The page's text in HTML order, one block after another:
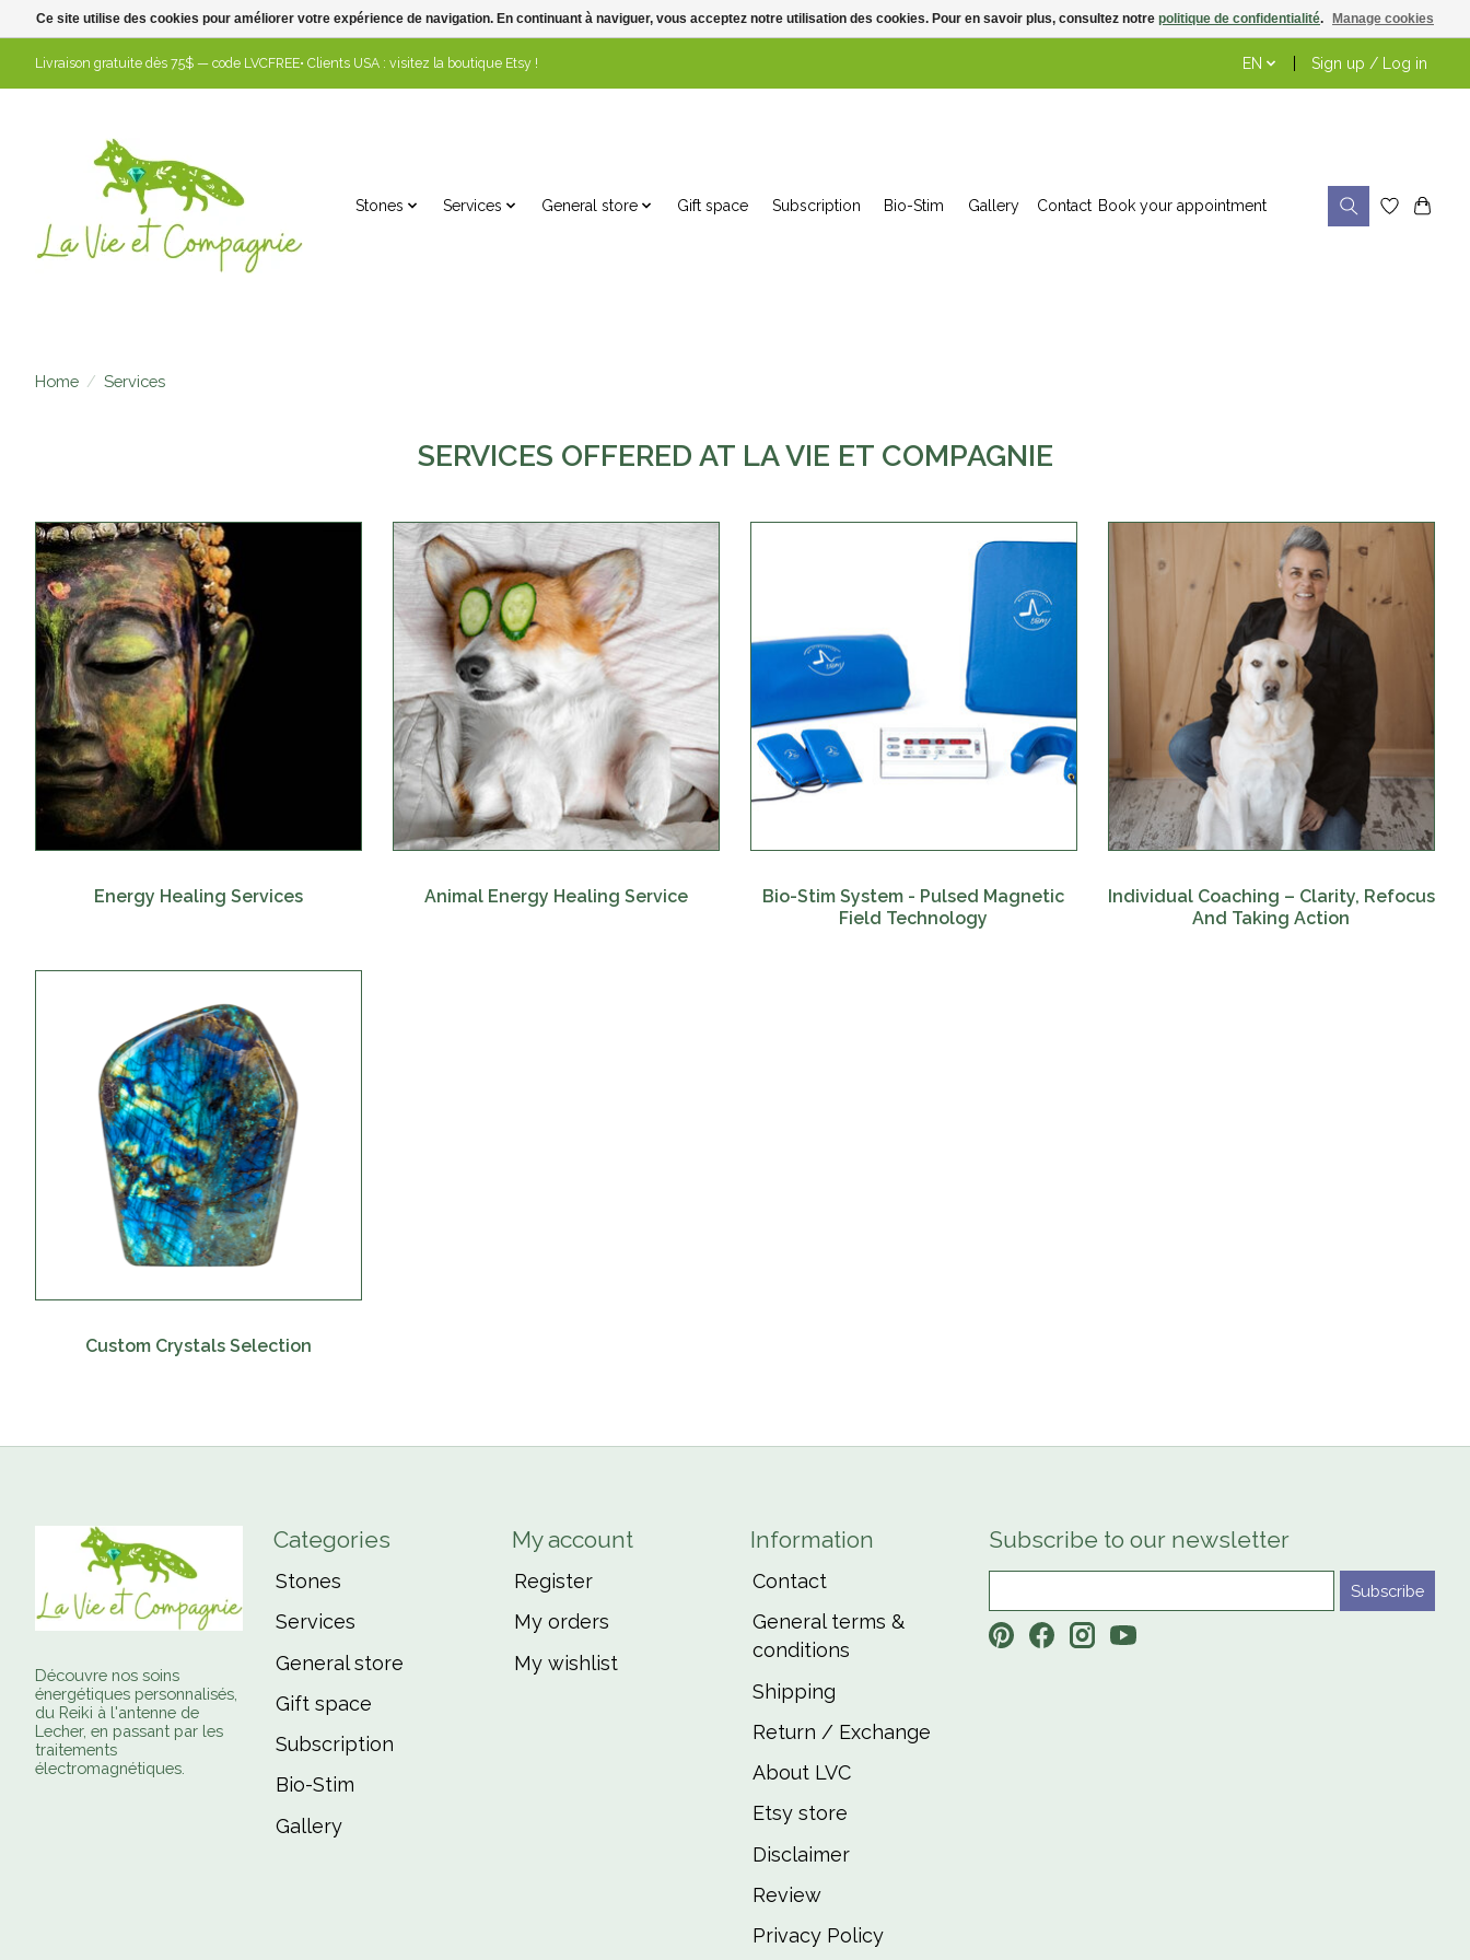
Livraison gratuite dès 75$ — code LVCFREE• Clients USA : visitez la boutique Etsy ! EN Sign up / Log in
Stones Services General store Gift space Subscription Bio-Stim Gallery Contact Book your appointment
Home / Services
SERVICES OFFERED AT LA VIE ET COMPAGNIE
Energy Healing Services Animal Energy Healing Service
Bio-Stim System - Pulsed Magnetic
Field Technology
Individual Coaching – Clarity, Refocus
And Taking Action
Custom Crystals Selection
Découvre nos soins
énergétiques personnalisés,
du Reiki à l'antenne de
Lecher, en passant par les
traitements
électromagnétiques.
Categories
Stones
Services
General store
Gift space
Subscription
Bio-Stim
Gallery
My account
Register
My orders
My wishlist
Information
Contact
General terms &
conditions
Shipping
Return / Exchange
About LVC
Etsy store
Disclaimer
Review
Privacy Policy
Subscribe to our newsletter
Subscribe
Ce site utilise des cookies pour améliorer votre expérience de navigation. En continuant à naviguer, vous acceptez notre utilisation des cookies. Pour en savoir plus, consultez notre politique de confidentialité. Manage cookies